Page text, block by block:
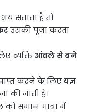
सताता है तो
उसकी पूजा करता
व्यक्ति आंवले से बने
करने के लिएयज्ञ
की जाती है।
समान मात्रा में